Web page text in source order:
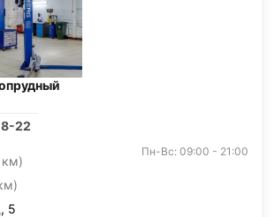
22
км)
Пн-Вс: 09:00 - 21:00
5